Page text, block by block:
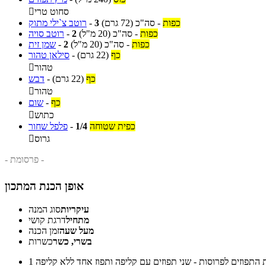
סחוט טרי
רוטב צ`ילי מתוק - 3 כפות - סה"כ (72 גרם)
רוטב סויה - 2 כפות - סה"כ (20 מ"ל)
שמן זית - 2 כפות - סה"כ (20 מ"ל)
סילאן טהור - כף (22 גרם)
טהור
דבש - כף (22 גרם)
טהור
שום - כף
כתוש
פלפל שחור - 1/4 כפית שטוחה
גרוס
- פרסומת -
אופן הכנת המתכון
עיקריותסוג המנה
מתחילדרגת קושי
מעל שעהזמן הכנה
בשרי, כשרכשרות
1